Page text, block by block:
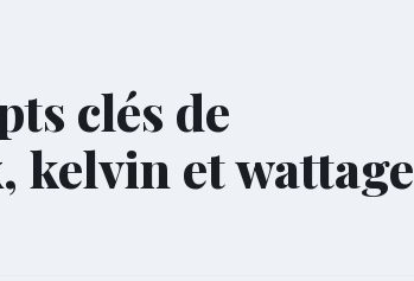
clés de
kelvin et wattage